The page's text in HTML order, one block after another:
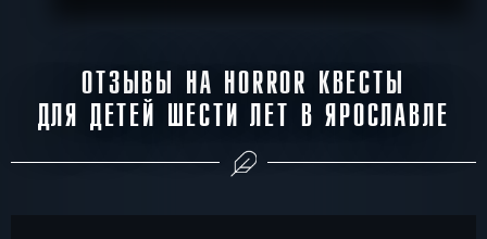
ОТЗЫВЫ НА HORROR КВЕСТЫ
ДЛЯ ДЕТЕЙ ШЕСТИ ЛЕТ В ЯРОСЛАВЛЕ